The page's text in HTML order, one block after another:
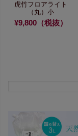
虎竹フロアライト
（丸）小
¥9,800（税抜）